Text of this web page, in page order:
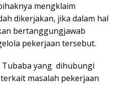
mengklaim
dikerjakan, jika dalam hal
bertanggungjawab
pekerjaan tersebut.
Tubaba yang dihubungi
masalah pekerjaan